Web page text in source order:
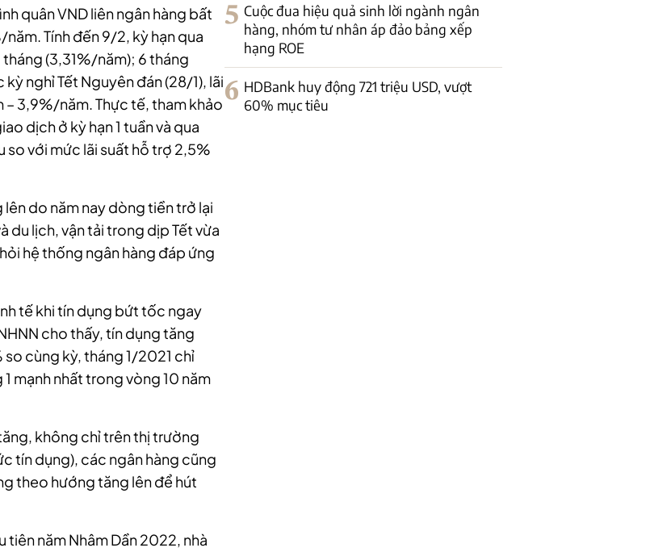
quân VND liên ngân hàng bất
Tính đến 9/2, kỳ hạn qua
(3,31%/năm); 6 tháng
nghỉ Tết Nguyên đán (28/1), lãi
3,9%/năm. Thực tế, tham khảo
dịch ở kỳ hạn 1 tuần và qua
so với mức lãi suất hỗ trợ 2,5%
do năm nay dòng tiền trở lại
du lịch, vận tải trong dịp Tết vừa
hệ thống ngân hàng đáp ứng
tế khi tín dụng bứt tốc ngay
cho thấy, tín dụng tăng
cùng kỳ, tháng 1/2021 chỉ
mạnh nhất trong vòng 10 năm
không chỉ trên thị trường
tín dụng), các ngân hàng cũng
theo hướng tăng lên để hút
năm Nhâm Dần 2022, nhà
5 Cuộc đua hiệu quả sinh lời ngành ngân
hàng, nhóm tư nhân áp đảo bảng xếp
hạng ROE
6 HDBank huy động 721 triệu USD, vượt
60% mục tiêu